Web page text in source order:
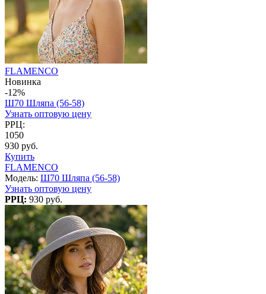
FLAMENCO
Новинка
-12%
Ш70 Шляпа (56-58)
Узнать оптовую цену
РРЦ:
1050
930 руб.
Купить
FLAMENCO
Модель: Ш70 Шляпа (56-58)
Узнать оптовую цену
РРЦ: 930 руб.